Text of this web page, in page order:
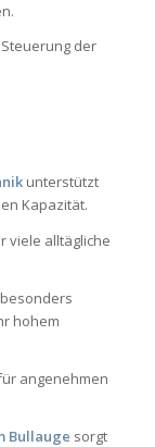
der
unterstützt
Kapazität.
viele alltägliche
hohem
angenehmen
Bullauge sorgt